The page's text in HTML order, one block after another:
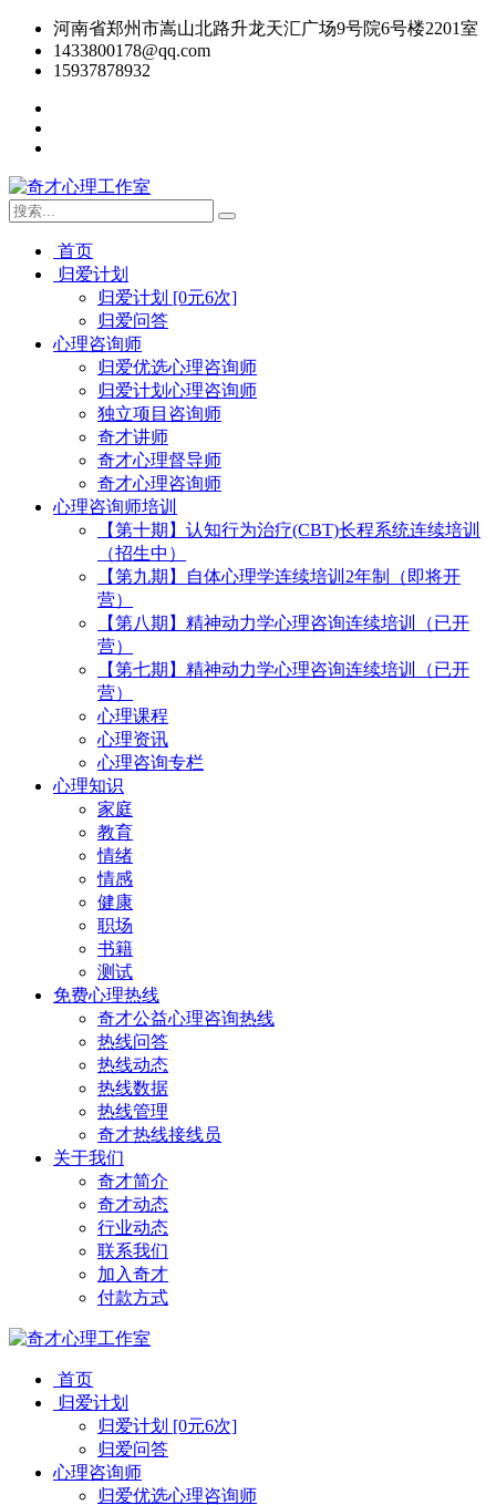
河南省郑州市嵩山北路升龙天汇广场9号院6号楼2201室
1433800178@qq.com
15937878932
首页
归爱计划
归爱计划 [0元6次]
归爱问答
心理咨询师
归爱优选心理咨询师
归爱计划心理咨询师
独立项目咨询师
奇才讲师
奇才心理督导师
奇才心理咨询师
心理咨询师培训
【第十期】认知行为治疗(CBT)长程系统连续培训
（招生中）
【第九期】自体心理学连续培训2年制（即将开
营）
【第八期】精神动力学心理咨询连续培训（已开
营）
【第七期】精神动力学心理咨询连续培训（已开
营）
心理课程
心理资讯
心理咨询专栏
心理知识
家庭
教育
情绪
情感
健康
职场
书籍
测试
免费心理热线
奇才公益心理咨询热线
热线问答
热线动态
热线数据
热线管理
奇才热线接线员
关于我们
奇才简介
奇才动态
行业动态
联系我们
加入奇才
付款方式
首页
归爱计划
归爱计划 [0元6次]
归爱问答
心理咨询师
归爱优选心理咨询师